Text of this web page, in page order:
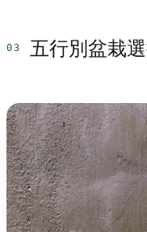
五行別盆栽